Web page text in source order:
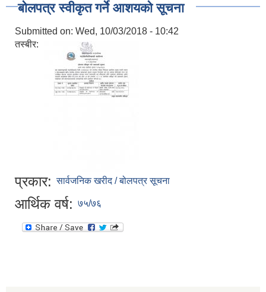
बोलपत्र स्वीकृत गर्ने आशयको सूचना
Submitted on: Wed, 10/03/2018 - 10:42
तस्बीर:
प्रकार: सार्वजनिक खरीद / बोलपत्र सूचना
आर्थिक वर्ष: ७५/७६